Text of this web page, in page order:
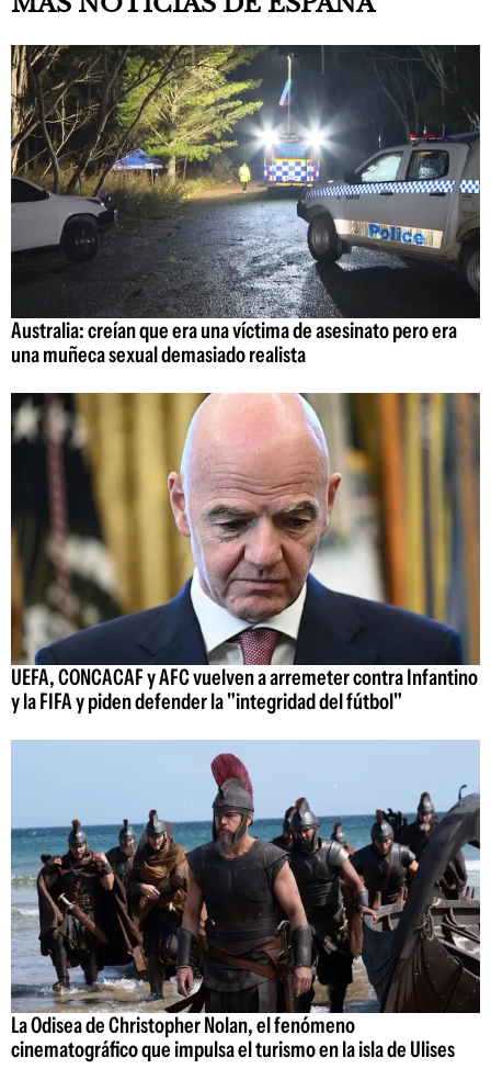
Australia: creían que era una víctima de asesinato pero era
una muñeca sexual demasiado realista
UEFA, CONCACAF y AFC vuelven a arremeter contra Infantino
y la FIFA y piden defender la "integridad del fútbol"
La Odisea de Christopher Nolan, el fenómeno
cinematográfico que impulsa el turismo en la isla de Ulises